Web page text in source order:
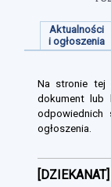
Aktualności
i ogłoszenia
Na stronie tej
dokument lub
odpowiednich
ogłoszenia.